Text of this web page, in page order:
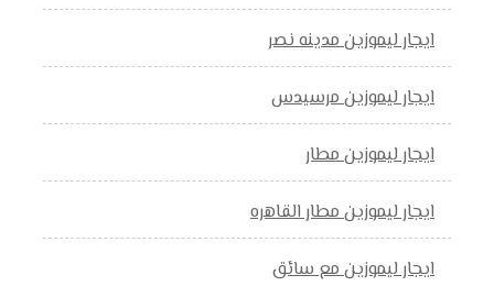
ايجار ليموزين مدينه نصر
ايجار ليموزين مرسيدس
ايجار ليموزين مطار
ايجار ليموزين مطار القاهره
ايجار ليموزين مع سائق